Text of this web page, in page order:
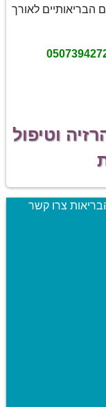
הבריאותיים לאורך
וטיפול
צרו קשר